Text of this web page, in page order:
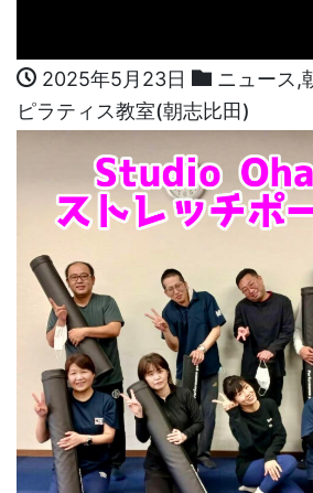
2025年5月23日 ニュース ,
ピラティス教室(朝志比田)